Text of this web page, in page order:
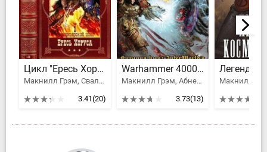
Цикл "Ересь Хоруса". Компиляция. Книги 1-20
Макнилл Грэм, Сваллоу Джеймс, Абнетт Дэн, Дембски-Боуден Аарон, Каунтер Бен, Торп Гэв, Swallow James, Сканлон Митчел, Майк Ли, MvNeill Graham
3.41(20)
Warhammer 40000: Ересь Хоруса. Омнибус. Том I
Макнилл Грэм, Абнетт Дэн, Кайм Ник, Дембски-Боуден Аарон, Каунтер Бен, Френч Джон, Торп Гэв, Сандерс Роб, Сканлон Митчел, Майк Ли, Эннендейл Дэвид, Хейли Гай, Фаррер Мэтью, Рэйт Крис
3.73(13)